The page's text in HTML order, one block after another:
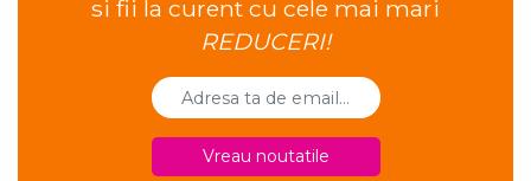
si fii la curent cu cele mai mari
REDUCERI!
Vreau noutatile